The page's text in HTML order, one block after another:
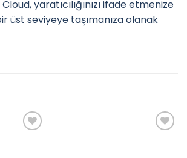
yaratıcılığınızı ifade etmenize
üst seviyeye taşımanıza olanak